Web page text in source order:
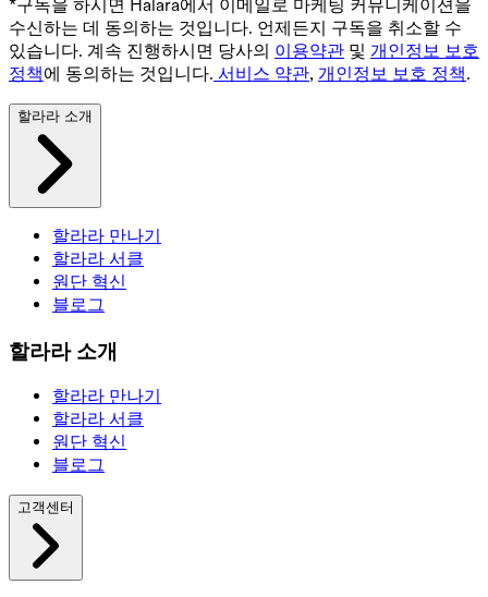
*구독을 하시면 Halara에서 이메일로 마케팅 커뮤니케이션을
수신하는 데 동의하는 것입니다. 언제든지 구독을 취소할 수
있습니다. 계속 진행하시면 당사의 이용약관 및 개인정보 보호
정책에 동의하는 것입니다. 서비스 약관, 개인정보 보호 정책.
할라라 소개
할라라 만나기
할라라 서클
원단 혁신
블로그
할라라 소개
할라라 만나기
할라라 서클
원단 혁신
블로그
고객센터